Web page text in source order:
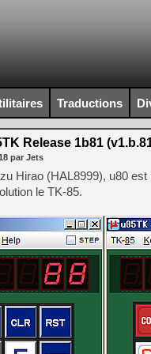
Traductions
Release 1b81
par Jets
Hirao (HAL8999), u80
le TK-85.